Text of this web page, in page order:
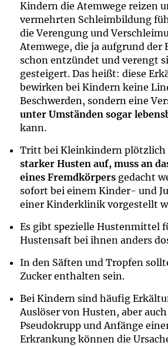
Kindern die Atemwege reizen
vermehrten Schleimbildung
die Verengung und
Atemwege, die ja aufgrund
schon entzündet und verengt
gesteigert. Das heißt: diese
bewirken bei Kindern keine
Beschwerden, sondern eine
unter Umständen sogar
kann.
Tritt bei Kleinkindern plötzlich
starker Husten auf, muss an
eines Fremdkörpersgedacht
sofort bei einem Kinder- und
einer Kinderklinik vorgestellt
Es gibt spezielle Hustenmittel
Hustensaft bei ihnen anders
In den Säften und Tropfen
Zucker enthalten sein.
Bei Kindern sind häufig
Auslöser von Husten, aber
Pseudokrupp und Anfänge
Erkrankung können die